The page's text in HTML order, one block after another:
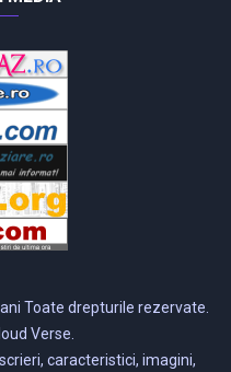
Toate drepturile rezervate.
Verse.
caracteristici, imagini,